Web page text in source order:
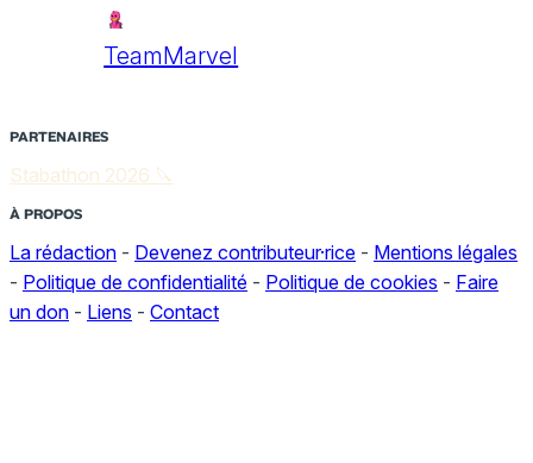
TeamMarvel
PARTENAIRES
Stabathon 2026 🔪
À PROPOS
La rédaction - Devenez contributeur·rice - Mentions légales
- Politique de confidentialité - Politique de cookies - Faire
un don - Liens - Contact